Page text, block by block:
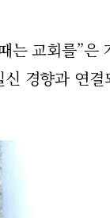
는 교회를”
경향과 연